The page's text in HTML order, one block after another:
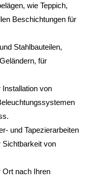
wie Teppich,
Beschichtungen für
Stahlbauteilen,
für
Installation von
und Tapezierarbeiten
Sichtbarkeit von
Ort nach Ihren